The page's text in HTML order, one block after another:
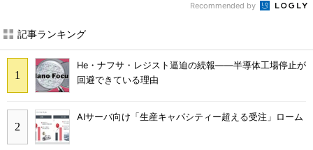
Recommended by
記事ランキング
He・ナフサ・レジスト逼迫の続報――半導体工場停止が
回避できている理由
AIサーバ向け「生産キャパシティー超える受注」ローム